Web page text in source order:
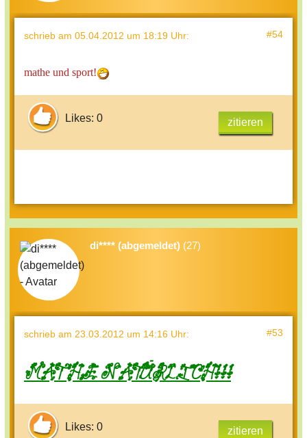
schrieb am 05.04.2012 um 18:19 Uhr: #54
mathe und sport!
Likes: 0 zitieren
di**** (abgemeldet) (27)
schrieb am 23.03.2012 um 14:16 Uhr: #53
MATHE NATÜRLICH!!!
Likes: 0 zitieren